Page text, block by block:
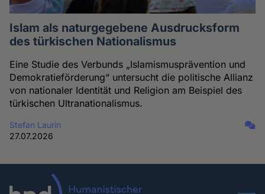
Islam als naturgegebene Ausdrucksform
des türkischen Nationalismus
Eine Studie des Verbunds „Islamismusprävention und
Demokratieförderung“ untersucht die politische Allianz
von nationaler Identität und Religion am Beispiel des
türkischen Ultranationalismus.
Stefan Laurin
27.07.2026